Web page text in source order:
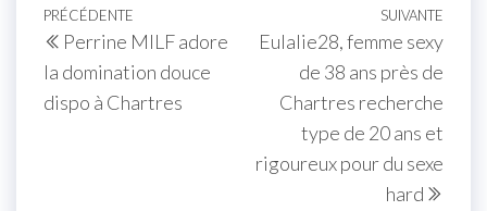
Navigation
de
l’article
Article
précédent
PRÉCÉDENTE
Perrine MILF adore
la domination douce
dispo à Chartres
SUIVANTE
Eulalie28, femme sexy
de 38 ans près de
Chartres recherche
type de 20 ans et
rigoureux pour du sexe
hard